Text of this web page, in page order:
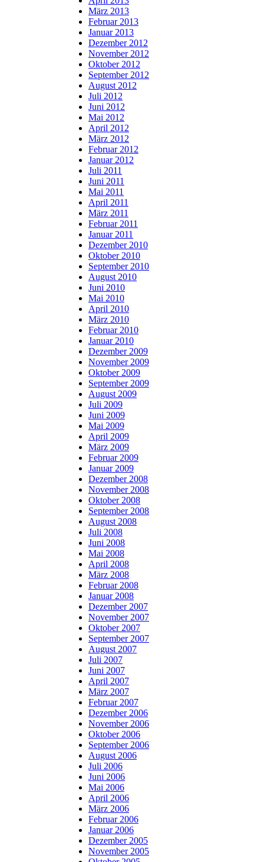
März 2013
Februar 2013
Januar 2013
Dezember 2012
November 2012
Oktober 2012
September 2012
August 2012
Juli 2012
Juni 2012
Mai 2012
April 2012
März 2012
Februar 2012
Januar 2012
Juli 2011
Juni 2011
Mai 2011
April 2011
März 2011
Februar 2011
Januar 2011
Dezember 2010
Oktober 2010
September 2010
August 2010
Juni 2010
Mai 2010
April 2010
März 2010
Februar 2010
Januar 2010
Dezember 2009
November 2009
Oktober 2009
September 2009
August 2009
Juli 2009
Juni 2009
Mai 2009
April 2009
März 2009
Februar 2009
Januar 2009
Dezember 2008
November 2008
Oktober 2008
September 2008
August 2008
Juli 2008
Juni 2008
Mai 2008
April 2008
März 2008
Februar 2008
Januar 2008
Dezember 2007
November 2007
Oktober 2007
September 2007
August 2007
Juli 2007
Juni 2007
April 2007
März 2007
Februar 2007
Dezember 2006
November 2006
Oktober 2006
September 2006
August 2006
Juli 2006
Juni 2006
Mai 2006
April 2006
März 2006
Februar 2006
Januar 2006
Dezember 2005
November 2005